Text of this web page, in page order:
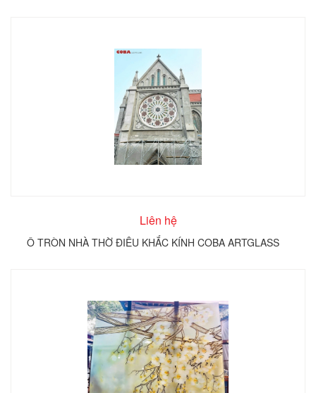
Liên hệ
Ô TRÒN NHÀ THỜ ĐIÊU KHẮC KÍNH COBA ARTGLASS